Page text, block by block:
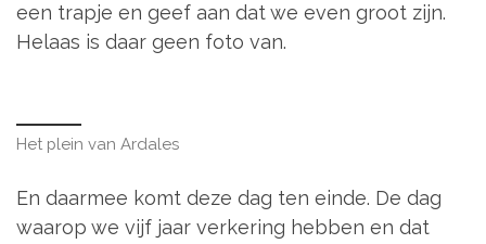
een trapje en geef aan dat we even groot zijn.
Helaas is daar geen foto van.
Het plein van Ardales
En daarmee komt deze dag ten einde. De dag
waarop we vijf jaar verkering hebben en dat